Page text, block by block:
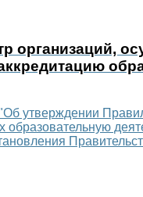
организаций,
утверждении